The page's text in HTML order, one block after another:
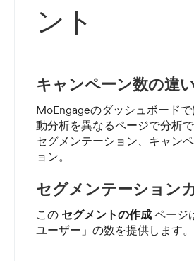
ント
キャンペーン数の違
MoEngageのダッシュボード
動分析を異なるページで分析で
セグメンテーション、キャン
ョン。
セグメンテーション
この セグメントの作成 ページ
ユーザー」の数を提供します。